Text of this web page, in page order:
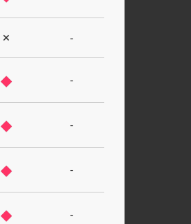
✕ -
◆ -
◆ -
◆ -
◆ -